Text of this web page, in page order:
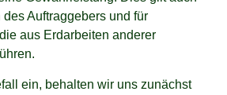
Auftraggebers und für
aus Erdarbeiten anderer
ein, behalten wir uns zunächst